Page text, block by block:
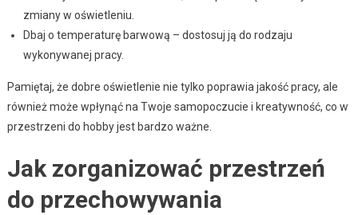
zmiany w oświetleniu.
Dbaj o temperaturę barwową – dostosuj ją do rodzaju
wykonywanej pracy.
Pamiętaj, że dobre oświetlenie nie tylko poprawia jakość pracy, ale
również może wpłynąć na Twoje samopoczucie i kreatywność, co w
przestrzeni do hobby jest bardzo ważne.
Jak zorganizować przestrzeń
do przechowywania